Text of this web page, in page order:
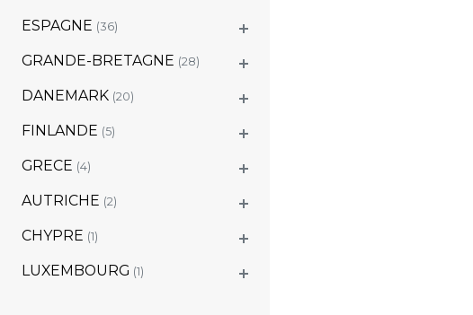
ESPAGNE (36)
GRANDE-BRETAGNE (28)
DANEMARK (20)
FINLANDE (5)
GRECE (4)
AUTRICHE (2)
CHYPRE (1)
LUXEMBOURG (1)